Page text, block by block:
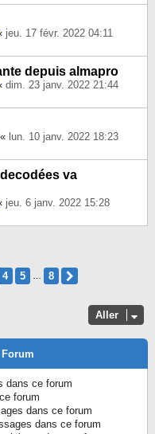
jeu. 17 févr. 2022 04:11
depuis almapro
dim. 23 janv. 2022 21:44
« lun. 10 janv. 2022 18:23
va
jeu. 6 janv. 2022 15:28
4 5 8
Aller
dans ce forum
forum
dans ce forum
dans ce forum